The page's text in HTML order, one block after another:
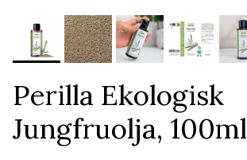
Perilla Ekologisk
Jungfruolja, 100ml